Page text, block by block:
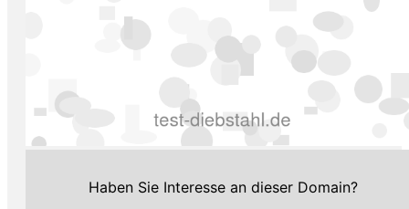
Haben Sie Interesse an dieser Domain?